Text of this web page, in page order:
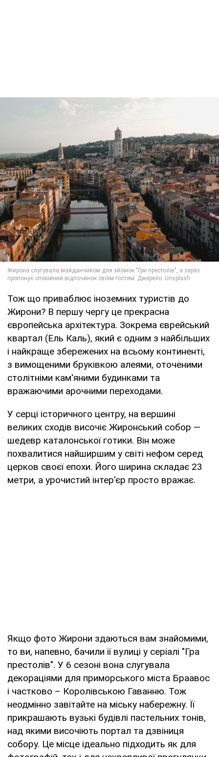
Тож що приваблює іноземних туристів до
Жирони? В першу чергу це прекрасна
європейська архітектура. Зокрема єврейський
квартал (Ель Каль), який є одним з найбільших
і найкраще збережених на всьому континенті,
з вимощеними бруківкою алеями, оточеними
столітніми кам'яними будинками та
вражаючими арочними переходами.
У серці історичного центру, на вершині
великих сходів височіє Жиронський собор —
шедевр каталонської готики. Він може
похвалитися найширшим у світі нефом серед
церков своєї епохи. Його ширина складає 23
метри, а урочистий інтер'єр просто вражає.
Якщо фото Жирони здаються вам знайомими,
то ви, напевно, бачили її вулиці у серіалі "Гра
престолів". У 6 сезоні вона слугувала
декораціями для приморського міста Браавос
і частково – Королівською Гаванню. Тож
неодмінно завітайте на міську набережну. Її
прикрашають вузькі будівлі пастельних тонів,
над якими височіють портал та дзвіниця
собору. Це місце ідеально підходить як для